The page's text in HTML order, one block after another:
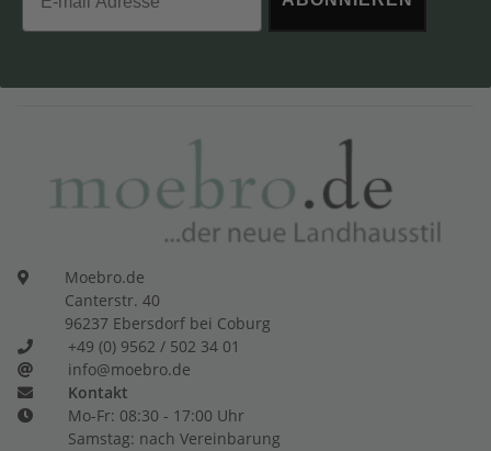
Moebro.de
Canterstr. 40
96237 Ebersdorf bei Coburg
+49 (0) 9562 / 502 34 01
info@moebro.de
Kontakt
Mo-Fr: 08:30 - 17:00 Uhr
Samstag: nach Vereinbarung